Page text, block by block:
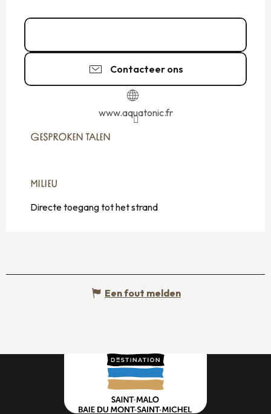
Contacteer ons
www.aquatonic.fr
GESPROKEN TALEN
GESPROKEN TALEN
MILIEU
MILIEU
Directe toegang tot het strand
Een fout melden